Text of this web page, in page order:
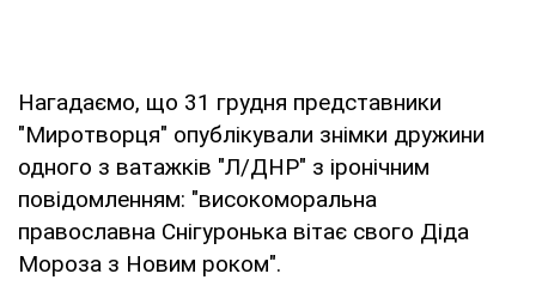
Нагадаємо, що 31 грудня представники
"Миротворця" опублікували знімки дружини
одного з ватажків "Л/ДНР" з іронічним
повідомленням: "високоморальна
православна Снігуронька вітає свого Діда
Мороза з Новим роком".